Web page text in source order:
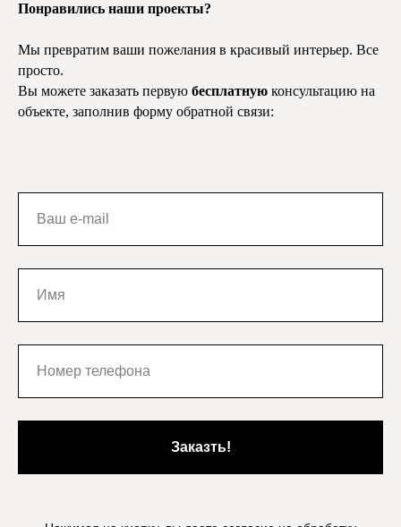
Понравились наши проекты?
Мы превратим ваши пожелания в красивый интерьер. Все
просто.
Вы можете заказать первую бесплатную консультацию на
объекте, заполнив форму обратной связи:
Заказть!